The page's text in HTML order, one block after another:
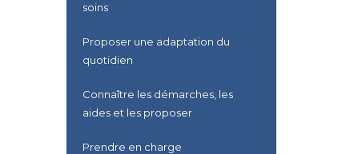
soins
Proposer une adaptation du
quotidien
Connaître les démarches, les
aides et les proposer
Prendre en charge